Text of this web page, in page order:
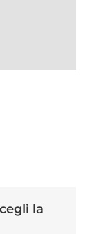
la